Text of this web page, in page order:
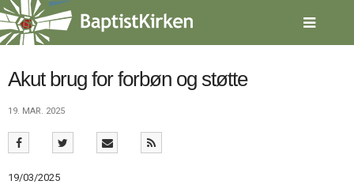
Spring
menu
over
gå
indholdVend
forsiden
1.0:
Forside
Akut brug for forbøn og støtte
19. MAR. 2025
19/03/2025